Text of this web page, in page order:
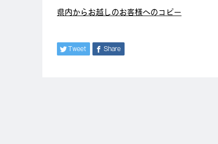
県内からお越しのお客様へのコピー
Tweet Share